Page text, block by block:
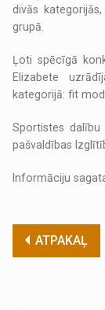
divās
grupā.
Ļoti spēcīgā
Elizabete
kategorijā: fit
Sportistes dalību
pašvaldības
Informāciju
ATPAKAĻ